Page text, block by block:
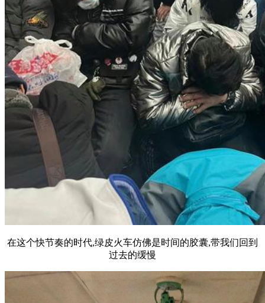
在这个快节奏的时代,绿皮火车仿佛是时间的胶囊,带我们回到
过去的缓慢